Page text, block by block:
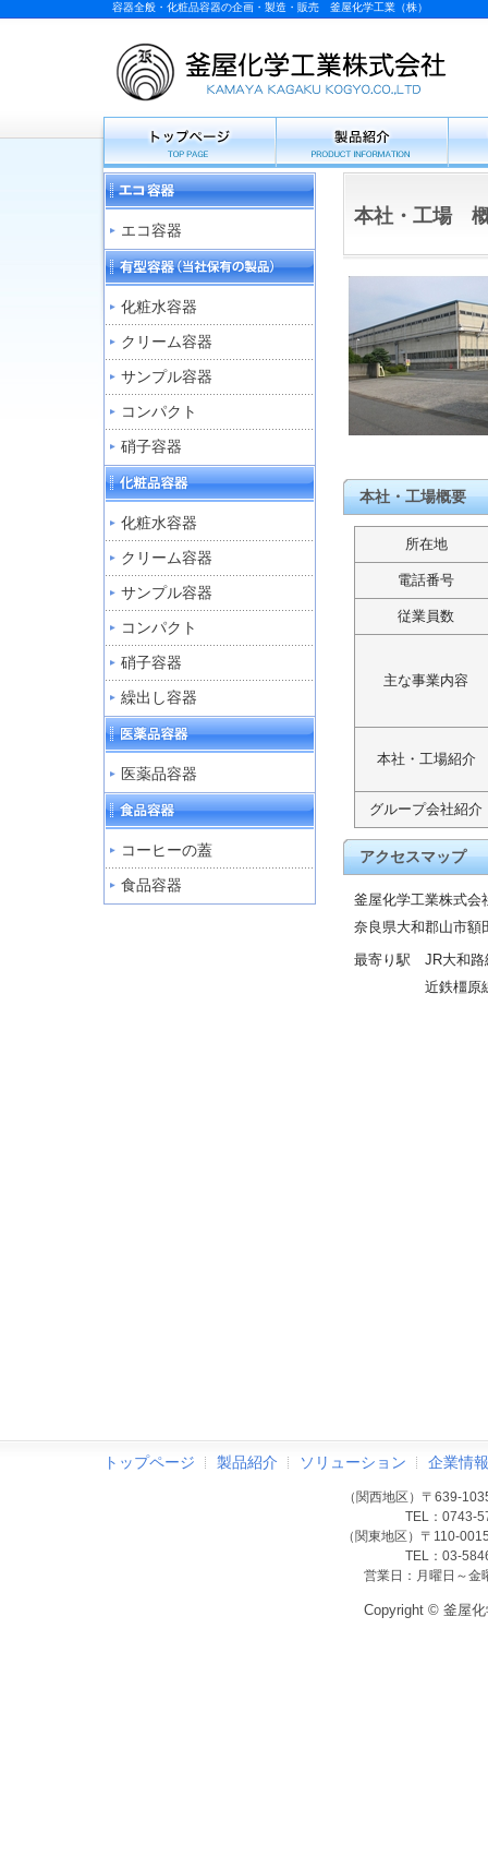
容器全般・化粧品容器の企画・製造・販売 釜屋化学工業（株）
本社・工場
本社・工場概要
所在地
電話番号
従業員数
主な事業内容
本社・工場紹介
グループ会社紹介
アクセスマップ
釜屋化学工業株式
奈良県大和郡山市
最寄り駅 JR大和
近鉄橿原線
エコ容器
化粧水容器
クリーム容器
サンプル容器
コンパクト
硝子容器
化粧水容器
クリーム容器
サンプル容器
コンパクト
硝子容器
繰出し容器
医薬品容器
コーヒーの蓋
食品容器
トップページ 製品紹介 ソリューション 企業情報
（関西地区）〒639-
TEL：0743-
（関東地区）〒110-
TEL：03-
営業日：月曜日～
Copyright © 釜屋